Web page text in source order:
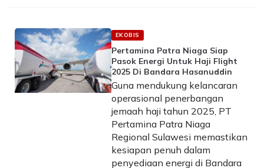
EKOBIS
Pertamina Patra Niaga Siap
Pasok Energi Untuk Haji Flight
2025 Di Bandara Hasanuddin
Guna mendukung kelancaran
operasional penerbangan
jemaah haji tahun 2025, PT
Pertamina Patra Niaga
Regional Sulawesi memastikan
kesiapan penuh dalam
penyediaan energi di Bandara